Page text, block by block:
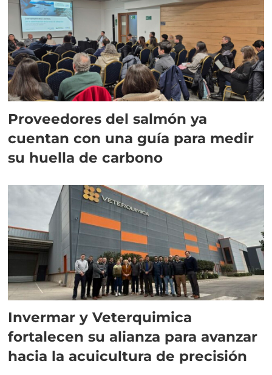
Proveedores del salmón ya
cuentan con una guía para medir
su huella de carbono
Invermar y Veterquimica
fortalecen su alianza para avanzar
hacia la acuicultura de precisión